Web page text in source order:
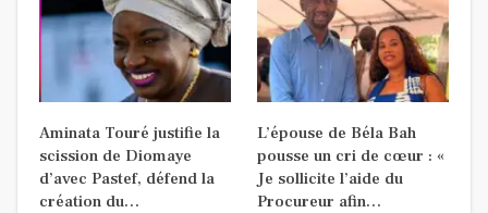
Aminata Touré justifie la
scission de Diomaye
d’avec Pastef, défend la
création du…
L’épouse de Béla Bah
pousse un cri de cœur : «
Je sollicite l’aide du
Procureur afin…